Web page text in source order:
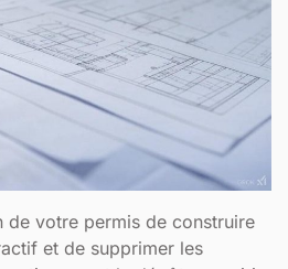
de votre permis de construire
et de supprimer les